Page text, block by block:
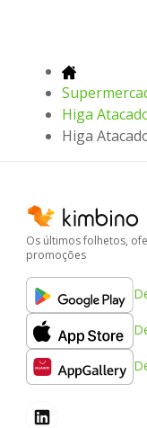
Higa
Higa
Os últimos folhetos,
promoções